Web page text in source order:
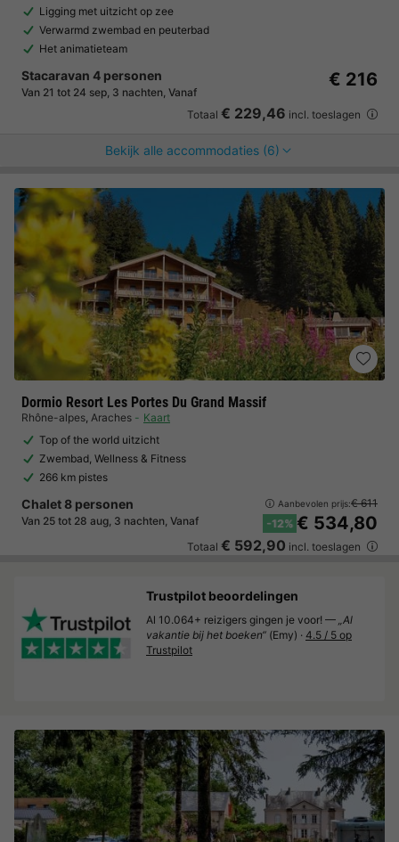
Ligging met uitzicht op zee
Verwarmd zwembad en peuterbad
Het animatieteam
Stacaravan 4 personen
Van 21 tot 24 sep, 3 nachten, Vanaf
€ 216
Totaal € 229,46 incl. toeslagen
Bekijk alle accommodaties (6)
Dormio Resort Les Portes Du Grand Massif
Rhône-alpes, Araches
Kaart
Top of the world uitzicht
Zwembad, Wellness & Fitness
266 km pistes
Chalet 8 personen
Van 25 tot 28 aug, 3 nachten, Vanaf
Aanbevolen prijs:€ 611
-12% € 534,80
Totaal € 592,90 incl. toeslagen
Trustpilot beoordelingen
Al 10.064+ reizigers gingen je voor! — „Al
vakantie bij het boeken“ (Emy) · 4.5 / 5 op
Trustpilot